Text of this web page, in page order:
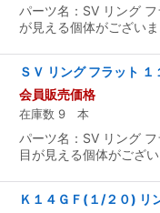
パーツ名：SV リング
が見える個体がござい
ＳＶ リング フラット １
会員販売価格
在庫数 9 本
パーツ名：SV リング
目が見える個体がござ
Ｋ１４ＧＦ(１/２０) リ